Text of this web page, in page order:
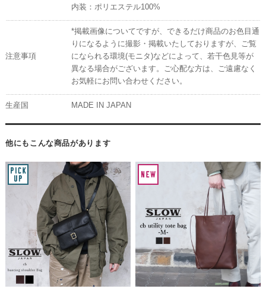
内装：ポリエステル100%
注意事項
*掲載画像についてですが、できるだけ商品のお色目通
りになるように撮影・掲載いたしておりますが、ご覧
になられる環境(モニタ)などによって、若干色見等が
異なる場合がございます。ご心配な方は、ご遠慮なく
お気軽にお問い合わせください。
生産国 MADE IN JAPAN
他にもこんな商品があります